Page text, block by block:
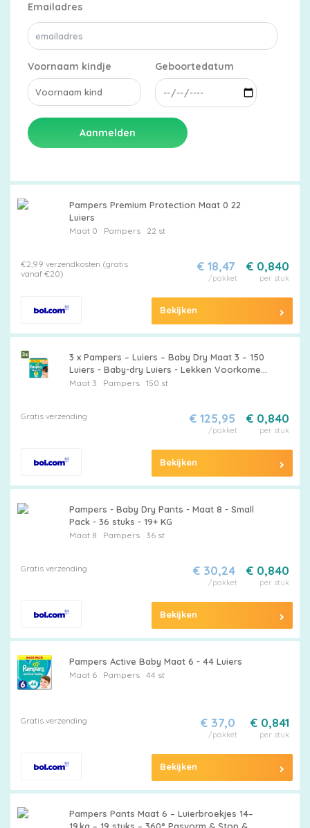
Emailadres
Voornaam kindje Geboortedatum
Aanmelden
Pampers Premium Protection Maat 0 22
Luiers
Maat 0 Pampers22 st
€2,99 verzendkosten (gratis
vanaf €20)
€ 0,840
per stuk
€ 18,47
/pakket
Bekijken
3 x Pampers – Luiers – Baby Dry Maat 3 – 150
Luiers - Baby-dry Luiers - Lekken Voorkomen
- Droge Nachten - Comfortabele Luiers - Stop
Maat 3 Pampers150 st
Gratis verzending € 0,840
per stuk
€ 125,95
/pakket
Bekijken
Pampers - Baby Dry Pants - Maat 8 - Small
Pack - 36 stuks - 19+ KG
Maat 8 Pampers36 st
Gratis verzending € 0,840
per stuk
€ 30,24
/pakket
Bekijken
Pampers Active Baby Maat 6 - 44 Luiers
Maat 6 Pampers44 st
Gratis verzending € 0,841
per stuk
€ 37,0
/pakket
Bekijken
Pampers Pants Maat 6 – Luierbroekjes 14–